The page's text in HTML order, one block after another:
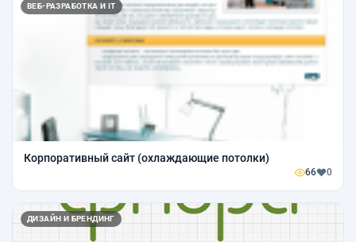
ВЕБ-РАЗРАБОТКА И IT
Корпоративный сайт (охлаждающие потолки)
66 0
ДИЗАЙН И БРЕНДИНГ